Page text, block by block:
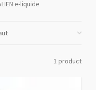
e-liquide
1 product